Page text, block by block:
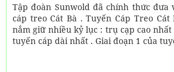
Tập đoàn Sunwold đã chính thức đưa
cáp treo Cát Bà . Tuyến Cáp Treo
nắm giữ nhiều kỷ lục : trụ cạp cao
tuyến cáp dài nhất . Giai đoạn 1 của